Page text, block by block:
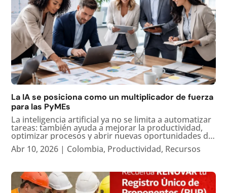
La IA se posiciona como un multiplicador de fuerza
para las PyMEs
Abr 10, 2026 | Colombia, Productividad, Recursos
La inteligencia artificial ya no se limita a automatizar
tareas: también ayuda a mejorar la productividad,
optimizar procesos y abrir nuevas oportunidades de
crecimiento para las pequeñas y medianas
empresas. La IA y el nuevo impulso para las